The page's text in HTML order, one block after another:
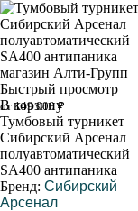
Быстрый просмотр
В корзину
от 149 000 ₽
Тумбовый турникет
Сибирский Арсенал
полуавтоматический
SA400 антипаника
Бренд: Сибирский
Арсенал